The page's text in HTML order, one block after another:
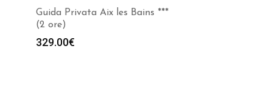
Guida Privata Aix les Bains ***
(2 ore)
329.00€